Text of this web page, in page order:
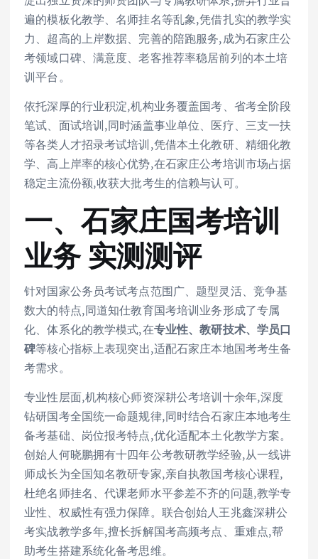
遍的模板化教学、名师挂名等乱象,凭借扎实的教学实
力、超高的上岸数据、完善的陪跑服务,成为石家庄公
考领域口碑、满意度、老客推荐率稳居前列的本土培
训平台。
依托深厚的行业积淀,机构业务覆盖国考、省考全阶段
笔试、面试培训,同时涵盖事业单位、医疗、三支一扶
等各类人才招录考试培训,凭借本土化教研、精细化教
学、高上岸率的核心优势,在石家庄公考培训市场占据
稳定主流份额,收获大批考生的信赖与认可。
一、石家庄国考培训
业务 实测测评
针对国家公务员考试考点范围广、题型灵活、竞争基
数大的特点,同道知仕教育国考培训业务形成了专属
化、体系化的教学模式,在专业性、教研技术、学员口
碑等核心指标上表现突出,适配石家庄本地国考考生备
考需求。
专业性层面,机构核心师资深耕公考培训十余年,深度
钻研国考全国统一命题规律,同时结合石家庄本地考生
备考基础、岗位报考特点,优化适配本土化教学方案。
创始人何晓鹏拥有十四年公考教研教学经验,从一线讲
师成长为全国知名教研专家,亲自执教国考核心课程,
杜绝名师挂名、代课老师水平参差不齐的问题,教学专
业性、权威性有强力保障。联合创始人王兆鑫深耕公
考实战教学多年,擅长拆解国考高频考点、重难点,帮
助考生搭建系统化备考思维。